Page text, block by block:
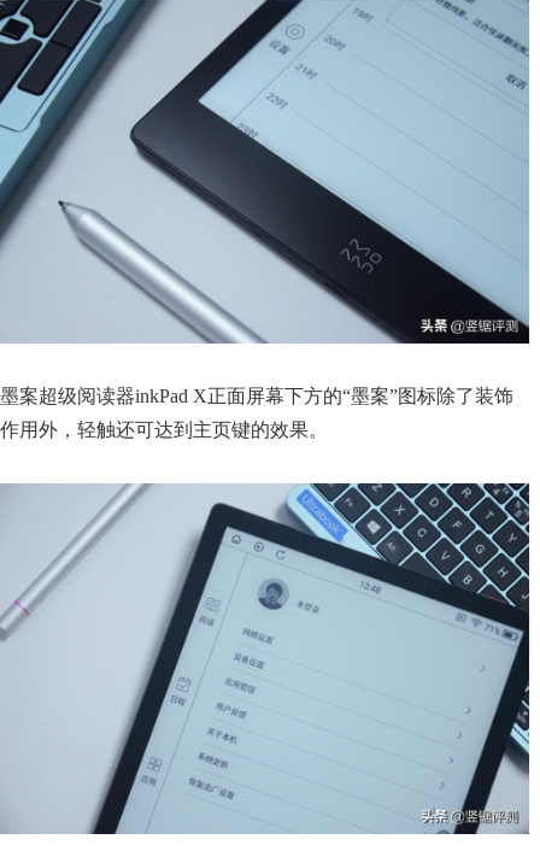
墨案超级阅读器inkPad X正面屏幕下方的“墨案”图标除了装饰
作用外，轻触还可达到主页键的效果。